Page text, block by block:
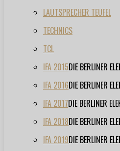
LAUTSPRECHER TEUFEL
TECHNICS
TCL
IFA 2015DIE BERLINER
IFA 2016DIE BERLINER
IFA 2017DIE BERLINER
IFA 2018DIE BERLINER
IFA 2019DIE BERLINER